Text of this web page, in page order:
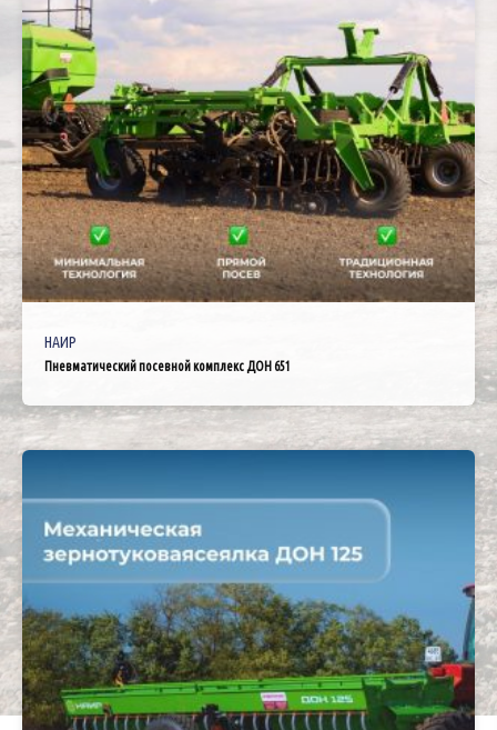
НАИР
Пневматический посевной комплекс ДОН 651